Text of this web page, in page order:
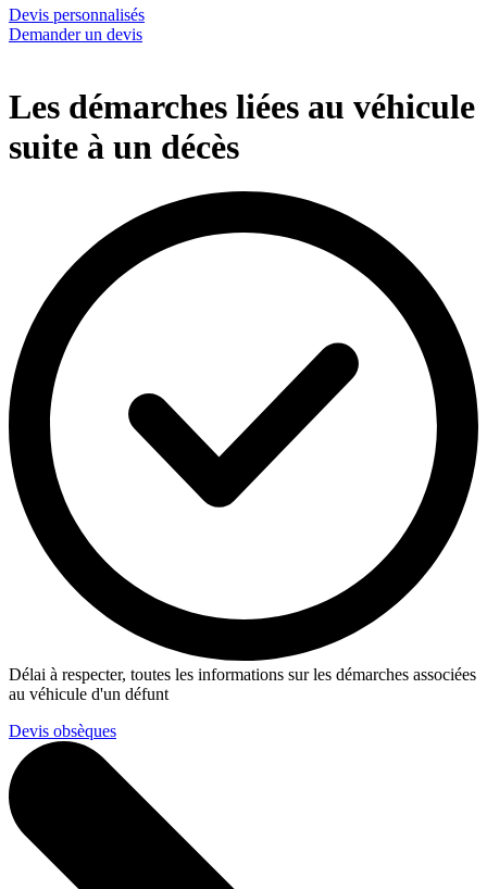
Devis personnalisés
Demander un devis
Les démarches liées au véhicule
suite à un décès
Délai à respecter, toutes les informations sur les démarches associées
au véhicule d'un défunt
Devis obsèques